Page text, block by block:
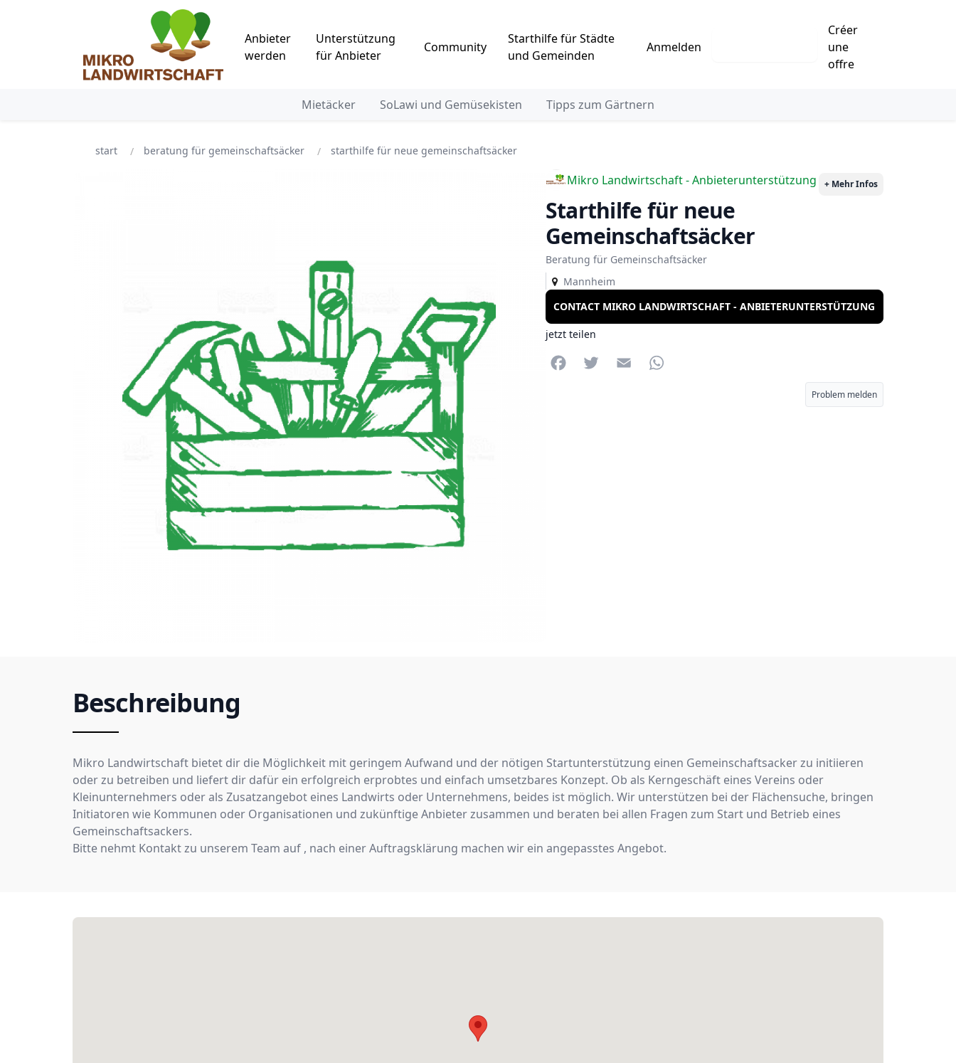
Anbieter
werden
Unterstützung
für Anbieter
Community
Starthilfe für Städte
und Gemeinden
Anmelden
Créer
une
offre
Mietäcker SoLawi und Gemüsekisten Tipps zum Gärtnern
start beratung für gemeinschaftsäcker starthilfe für neue gemeinschaftsäcker
Mikro Landwirtschaft - Anbieterunterstützung
Starthilfe für neue
Gemeinschaftsäcker
Beratung für Gemeinschaftsäcker
+ Mehr Infos
Mannheim
CONTACT MIKRO LANDWIRTSCHAFT - ANBIETERUNTERSTÜTZUNG
jetzt teilen
FacebookTwitter Email
Problem melden
Beschreibung
Mikro Landwirtschaft bietet dir die Möglichkeit mit geringem Aufwand und der nötigen Startunterstützung einen Gemeinschaftsacker zu initiieren
oder zu betreiben und liefert dir dafür ein erfolgreich erprobtes und einfach umsetzbares Konzept. Ob als Kerngeschäft eines Vereins oder
Kleinunternehmers oder als Zusatzangebot eines Landwirts oder Unternehmens, beides ist möglich. Wir unterstützen bei der Flächensuche, bringen
Initiatoren wie Kommunen oder Organisationen und zukünftige Anbieter zusammen und beraten bei allen Fragen zum Start und Betrieb eines
Gemeinschaftsackers.
Bitte nehmt Kontakt zu unserem Team auf , nach einer Auftragsklärung machen wir ein angepasstes Angebot.